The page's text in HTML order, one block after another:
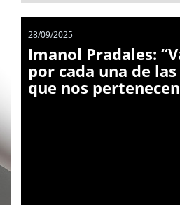
28/09/2025
Imanol Pradales:
por cada una de
que nos